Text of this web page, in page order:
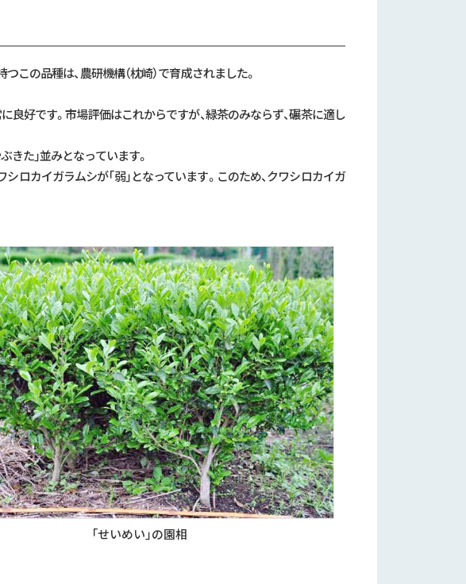
この品種は、農研機構（枕崎）で育成されました。
良好です。市場評価はこれからですが、緑茶のみならず、碾茶に適し
きた」並みとなっています。
ワシロカイガラムシが「弱」となっています。このため、クワシロカイガ
「せいめい」の園相